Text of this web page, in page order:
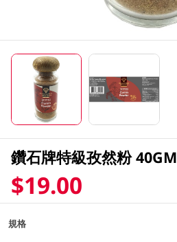
鑽石牌特級孜然粉 40GM
$19.00
規格